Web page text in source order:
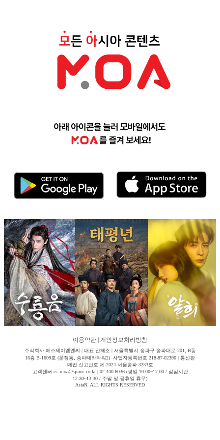
이용약관 개인정보처리방침
주식회사 에스제이엠엔씨 | 대표 안해조 | 서울특별시 송파구 송파대로 201, B동
16층 B-1609호 (문정동, 송파테라타워2) 사업자등록번호 218-87-02390 | 통신판
매업 신고번호 제-2024-서울송파-3233호
고객센터 cs_moa@sjmnc.co.kr | 02-400-6036 (평일 10:00~17:00 / 점심시간
12:30~13:30 / 주말 및 공휴일 휴무)
AsiaN. ALL RIGHTS RESERVED